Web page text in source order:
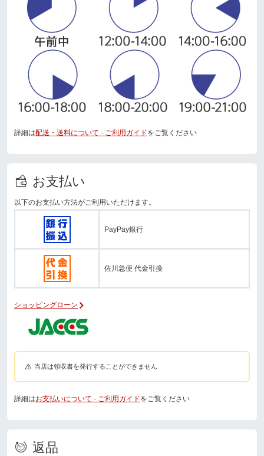
詳細は配送・送料について - ご利用ガイドをご覧ください
お支払い
以下のお支払い方法がご利用いただけます。
PayPay銀行
佐川急便 代金引換
ショッピングローン
当店は領収書を発行することができません
詳細はお支払いについて - ご利用ガイドをご覧ください
返品